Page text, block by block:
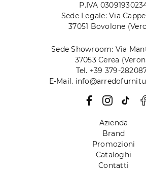
P.IVA
Sede Legale: Via
37051 Bovolone
Sede Showroom: Via
37053 Cerea
Tel. +39 379-
E-Mail.
Azienda
Brand
Promozioni
Cataloghi
Contatti